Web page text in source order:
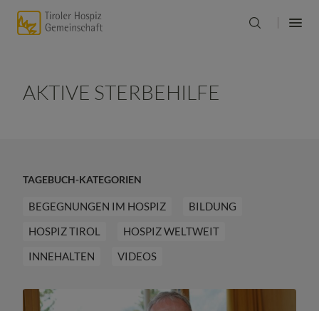
AKTIVE STERBEHILFE
TAGEBUCH-KATEGORIEN
BEGEGNUNGEN IM HOSPIZ
BILDUNG
HOSPIZ TIROL
HOSPIZ WELTWEIT
INNEHALTEN
VIDEOS